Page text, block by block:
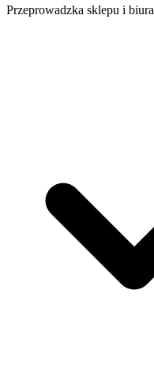
Przeprowadzka sklepu i biura